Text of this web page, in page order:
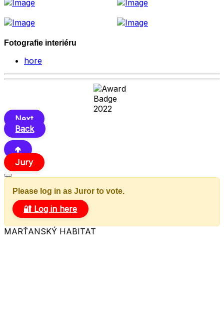
Fotografie interiéru
hore
Next
Back
🢁
Jury
Please log in as Juror to vote.
🔐 Log in here
MARŤANSKÝ HABITAT